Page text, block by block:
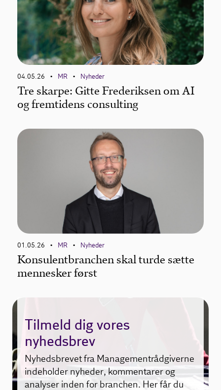
04.05.26 • MR • Nyheder
Tre skarpe: Gitte Frederiksen om AI
og fremtidens consulting
01.05.26 • MR • Nyheder
Konsulentbranchen skal turde sætte
mennesker først
Tilmeld dig vores
nyhedsbrev
Nyhedsbrevet fra Managementrådgiverne
indeholder nyheder, kommentarer og
analyser inden for branchen. Her får du